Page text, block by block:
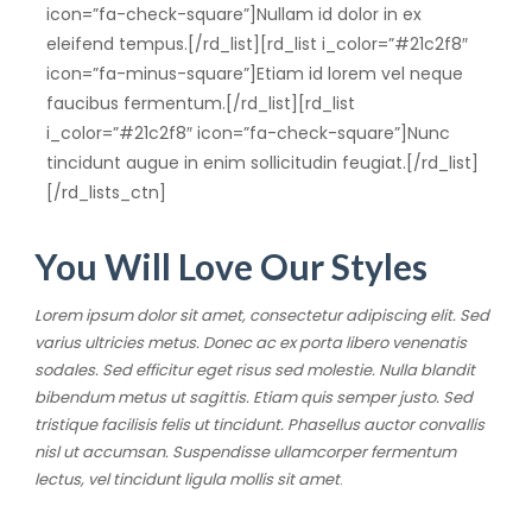
icon=”fa-check-square”]Nullam id dolor in ex
eleifend tempus.[/rd_list][rd_list i_color=”#21c2f8″
icon=”fa-minus-square”]Etiam id lorem vel neque
faucibus fermentum.[/rd_list][rd_list
i_color=”#21c2f8″ icon=”fa-check-square”]Nunc
tincidunt augue in enim sollicitudin feugiat.[/rd_list]
[/rd_lists_ctn]
You Will Love Our Styles
Lorem ipsum dolor sit amet, consectetur adipiscing elit. Sed
varius ultricies metus. Donec ac ex porta libero venenatis
sodales. Sed efficitur eget risus sed molestie. Nulla blandit
bibendum metus ut sagittis. Etiam quis semper justo. Sed
tristique facilisis felis ut tincidunt. Phasellus auctor convallis
nisl ut accumsan. Suspendisse ullamcorper fermentum
lectus, vel tincidunt ligula mollis sit amet.